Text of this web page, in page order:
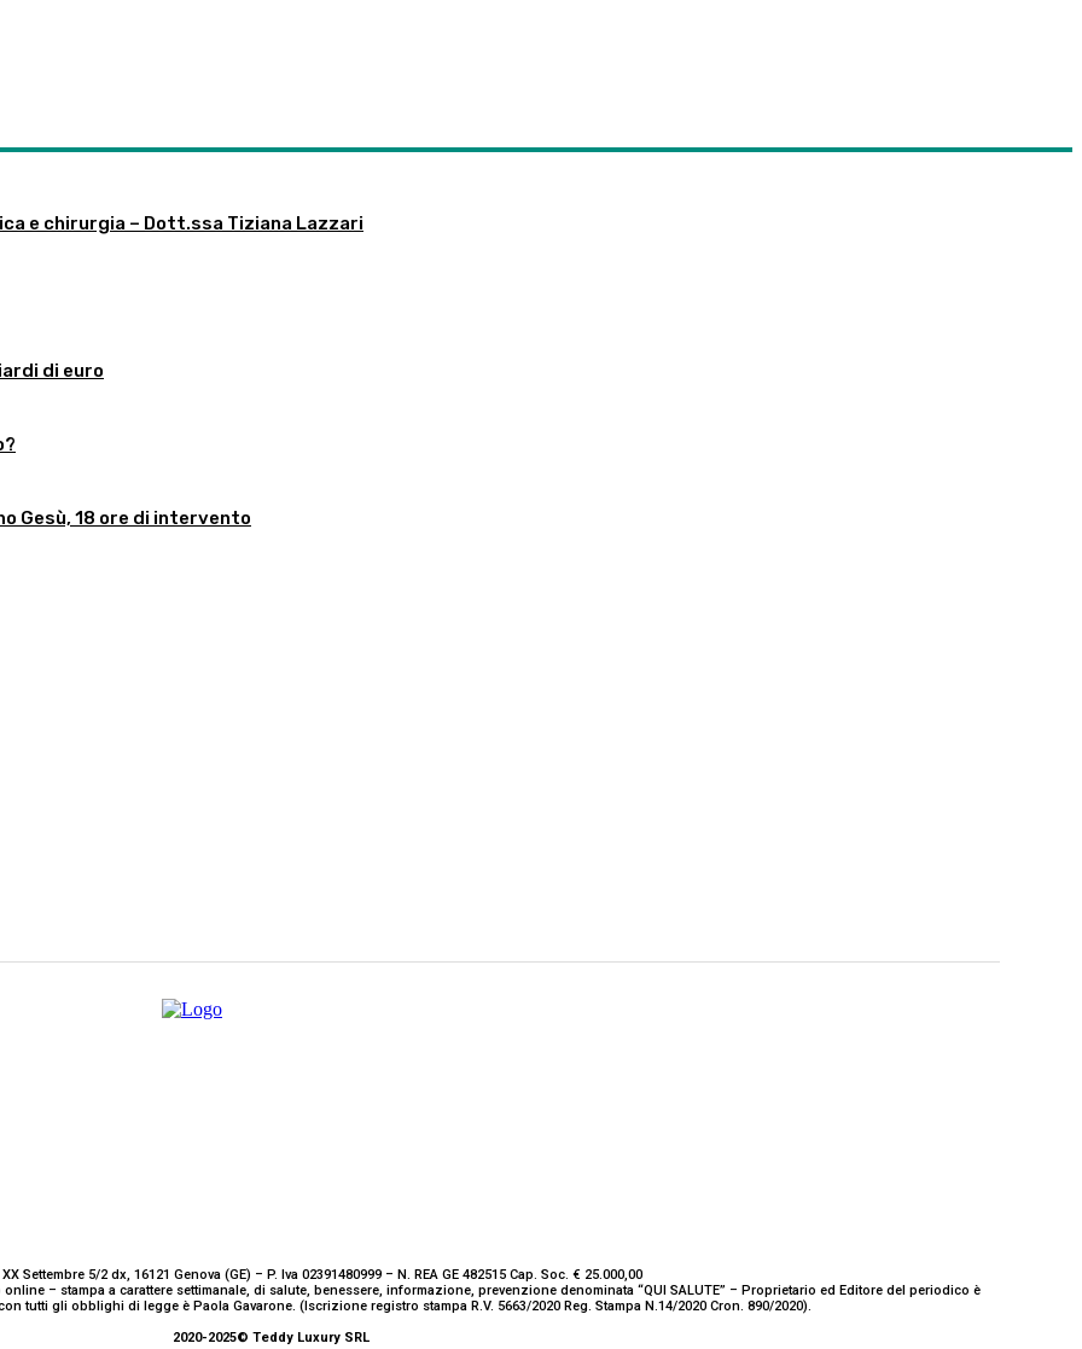
e chirurgia – Dott.ssa Tiziana Lazzari
di euro
Gesù, 18 ore di intervento
Settembre 5/2 dx, 16121 Genova (GE) – P. Iva 02391480999 – N. REA GE 482515 Cap. Soc. € 25.000,00
– stampa a carattere settimanale, di salute, benessere, informazione, prevenzione denominata “QUI SALUTE” – Proprietario ed Editore del periodico è
tutti gli obblighi di legge è Paola Gavarone. (Iscrizione registro stampa R.V. 5663/2020 Reg. Stampa N.14/2020 Cron. 890/2020).
2020-2025© Teddy Luxury SRL